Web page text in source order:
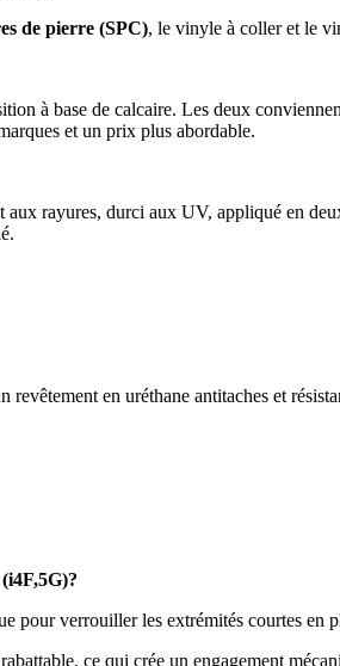
de pierre (SPC), le vinyle à coller et le
à base de calcaire. Les deux
et un prix plus abordable.
rayures, durci aux UV, appliqué en
en uréthane antitaches et
pour verrouiller les extrémités courtes en
ce qui crée un engagement